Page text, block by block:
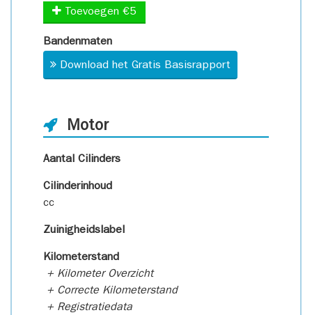
Toevoegen €5
Bandenmaten
Download het Gratis Basisrapport
Motor
Aantal Cilinders
Cilinderinhoud
cc
Zuinigheidslabel
Kilometerstand
+ Kilometer Overzicht
+ Correcte Kilometerstand
+ Registratiedata